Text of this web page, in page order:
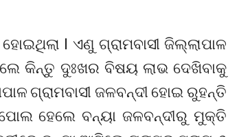
l ଏଣୁ ଗ୍ରାମବାସୀ ଜିଲ୍ଲାପାଳ
କିନ୍ତୁ ଦୁଃଖର ବିଷୟ ଲାଭ ଦେଖିବାକୁ
ଗ୍ରାମବାସୀ ଜଳବନ୍ଦୀ ହୋଇ ରୁହନ୍ତି
ହେଲେ ବନ୍ୟା ଜଳବନ୍ଦୀରୁ ମୁକ୍ତି